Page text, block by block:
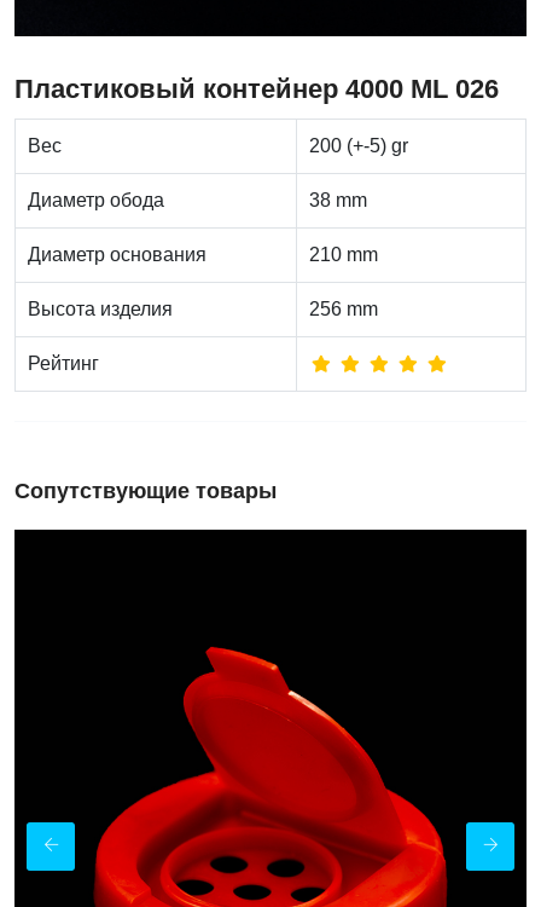
Пластиковый контейнер 4000 ML 026
Вес 200 (+-5) gr
Диаметр обода 38 mm
Диаметр основания 210 mm
Высота изделия 256 mm
Рейтинг
Сопутствующие товары